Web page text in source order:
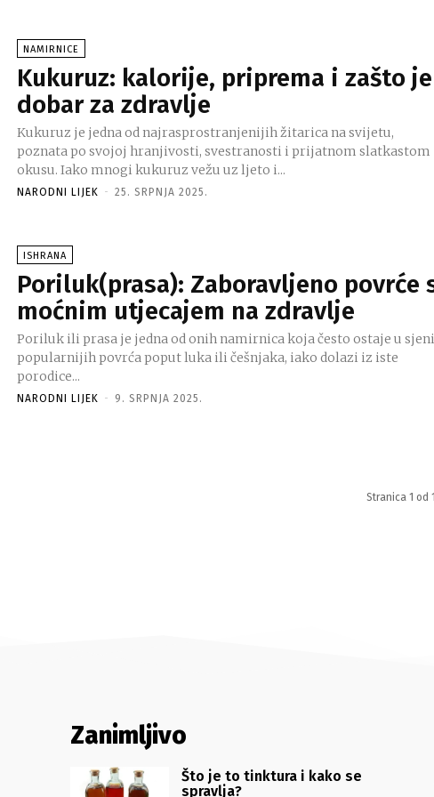
NAMIRNICE
Kukuruz: kalorije, priprema i zašto je
dobar za zdravlje
Kukuruz je jedna od najrasprostranjenijih žitarica na svijetu,
poznata po svojoj hranjivosti, svestranosti i prijatnom slatkastom
okusu. Iako mnogi kukuruz vežu uz ljeto i...
NARODNI LIJEK - 25. SRPNJA 2025.
ISHRANA
Poriluk(prasa): Zaboravljeno povrće
moćnim utjecajem na zdravlje
Poriluk ili prasa je jedna od onih namirnica koja često ostaje u sjeni
popularnijih povrća poput luka ili češnjaka, iako dolazi iz iste
porodice...
NARODNI LIJEK - 9. SRPNJA 2025.
Stranica 1 od
Zanimljivo
Što je to tinktura i kako se
spravlja?